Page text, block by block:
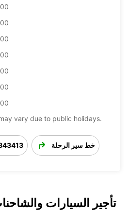
vary due to public holidays.
خط سير الرحلة